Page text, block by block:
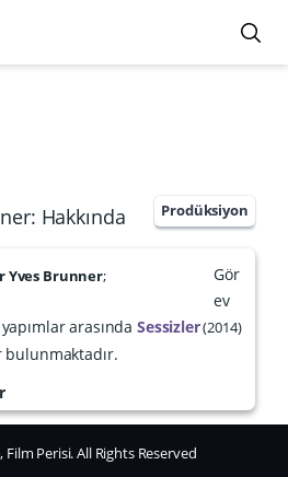
Hakkında Prodüksiyon
Yves Brunner;
Gör
ev
yapımlar arasında Sessizler 2014
Perisi. All Rights Reserved